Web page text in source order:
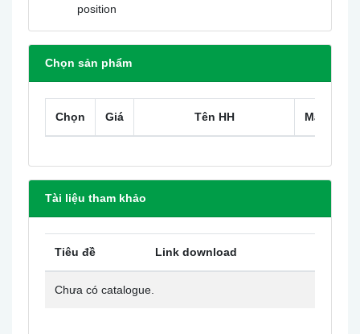
position
Chọn sản phẩm
Chọn Giá Tên HH Mã HH
Tài liệu tham khảo
Tiêu đề Link download
Chưa có catalogue.